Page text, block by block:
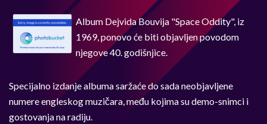
Album Dejvida Bouvija "Space Oddity", iz
1969, ponovo će biti objavljen povodom
njegove 40. godišnjice.
Specijalno izdanje albuma saržaće do sada neobjavljene
numere engleskog muzičara, među kojima su demo-snimci i
gostovanja na radiju.